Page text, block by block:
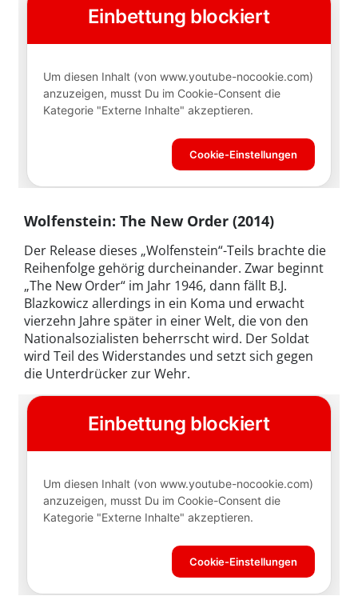
Wolfenstein: The New Order (2014)
Der Release dieses „Wolfenstein“-Teils brachte die
Reihenfolge gehörig durcheinander. Zwar beginnt
„The New Order“ im Jahr 1946, dann fällt B.J.
Blazkowicz allerdings in ein Koma und erwacht
vierzehn Jahre später in einer Welt, die von den
Nationalsozialisten beherrscht wird. Der Soldat
wird Teil des Widerstandes und setzt sich gegen
die Unterdrücker zur Wehr.